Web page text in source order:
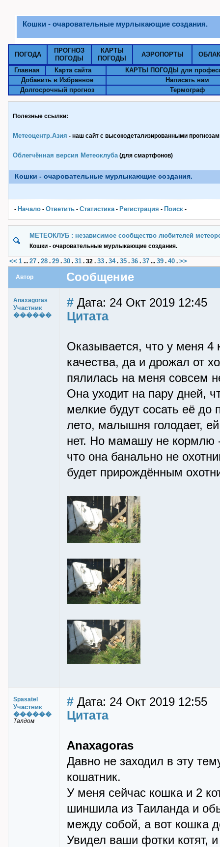
Кошки - очаровательные мурлыкающие создания.
ПОГОДА
ПРОГНОЗ
ПОГОДЫ
КАРТЫ
ПОГОДЫ
АЭРОПОРТЫ
Главная Карта сайта
КАРТЫ ПОГОДЫ для
Добавить в Избранное
Написать нам
Долгосрочный прогноз
Термограф
Полезные ссылки:
Метеоцентр.Азия - наш сайт с высокодетализированными
Облегчённая версия Метеоклуба(для смартфонов)
Кошки - очаровательные мурлыкающие создания.
- Начало - Ответить - Статистика- Pегистрация - Поиск -
МЕТЕОКЛУБ : независимое сообщество любителей
Кошки - очаровательные мурлыкающие создания.
<< 1 ... 27 . 28 . 29 . 30 . 31 . 32 . 33 . 34. 35 . 36 . 37 ... 39 . 40 . >>
Автор Сообщение
Anaxagoras
Участник
������
# Дата: 24 Окт 2019 12:45
Цитата
Оказывается, что у меня 4
качества, да и дрожал от
пялилась на меня совсем
Она уходит на пару дней,
мелкие будут сосать её
лето, малышня голодает,
нет. Но мамашу не кормлю
что она банально не
будет прирождённым
Spasatel
Участник
������
Талдом
# Дата: 24 Окт 2019 12:55
Цитата
Anaxagoras
Давно не заходил в эту
кошатник.
У меня сейчас кошка и 2
шиншила из Таиланда и
между собой, а вот кошка
Увидел ваши фотки котят,